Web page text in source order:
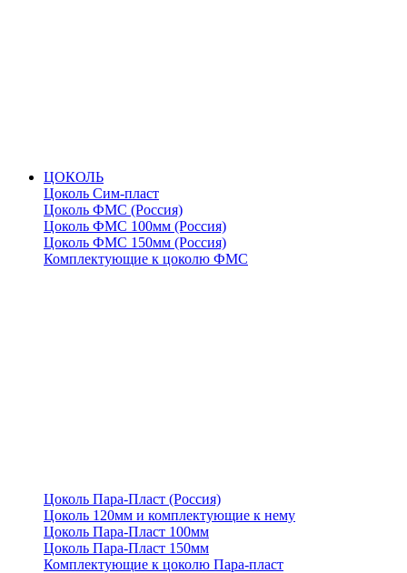
ЦОКОЛЬ
Цоколь Сим-пласт
Цоколь ФМС (Россия)
Цоколь ФМС 100мм (Россия)
Цоколь ФМС 150мм (Россия)
Комплектующие к цоколю ФМС
Цоколь Пара-Пласт (Россия)
Цоколь 120мм и комплектующие к нему
Цоколь Пара-Пласт 100мм
Цоколь Пара-Пласт 150мм
Комплектующие к цоколю Пара-пласт